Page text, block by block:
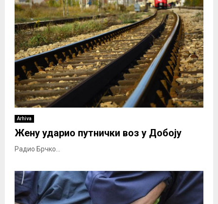
Arhiva
Жену ударио путнички воз у Добоју
Радио Брчко...